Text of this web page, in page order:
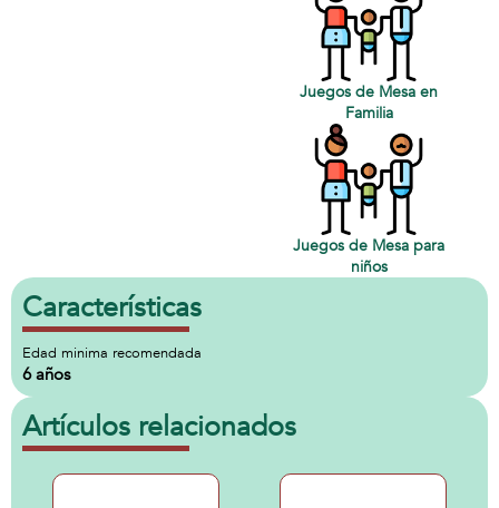
Juegos de Mesa en
Familia
Juegos de Mesa para
niños
Características
Edad minima recomendada
6 años
Artículos relacionados